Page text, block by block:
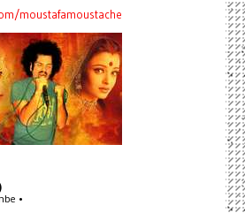
moustafamoustache
•